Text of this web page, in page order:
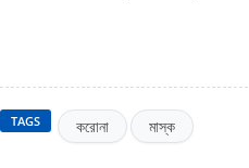
TAGS করোনা মাস্ক